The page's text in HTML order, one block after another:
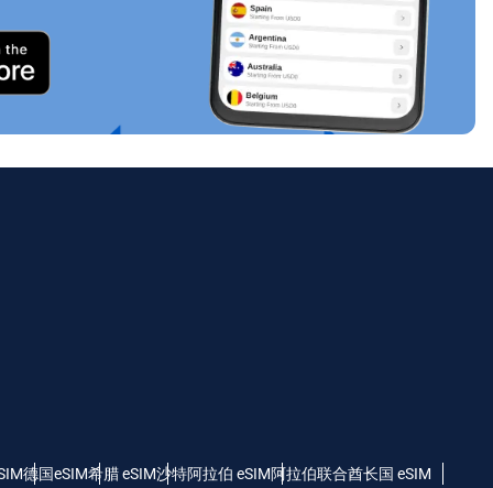
德国eSIM希腊 eSIM沙特阿拉伯 eSIM阿拉伯联合酋长国 eSIM